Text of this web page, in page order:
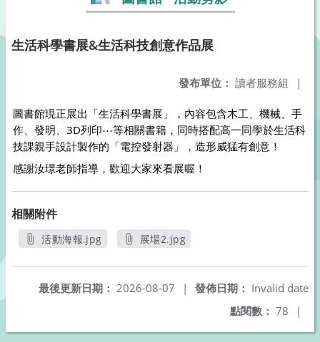
生活科學書展&生活科技創意作品展
發布單位： 讀者服務組 |
圖書館現正展出「生活科學書展」，內容包含木工、機械、手
作、發明、3D列印⋯等相關書籍，同時搭配高一同學於生活科
技課親手設計製作的「電控發射器」，造形威猛有創意！
感謝汝璟老師指導，歡迎大家來看展喔！
相關附件
活動海報.jpg
展場2.jpg
發佈日期： Invalid date
最後更新日期： 2026-08-07
|
點閱數： 78 |